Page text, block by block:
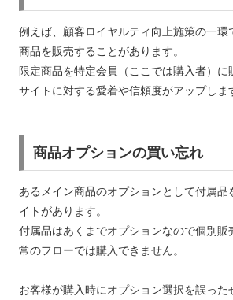
例えば、顧客ロイヤルティ向上施策の一環
商品を販売することがあります。
限定商品を特定会員（ここでは購入者）に
サイトに対する愛着や信頼度がアップしま
商品オプションの買い忘れ
あるメイン商品のオプションとして付属品
イトがあります。
付属品はあくまでオプションなので個別販
常のフローでは購入できません。
お客様が購入時にオプション選択を誤った